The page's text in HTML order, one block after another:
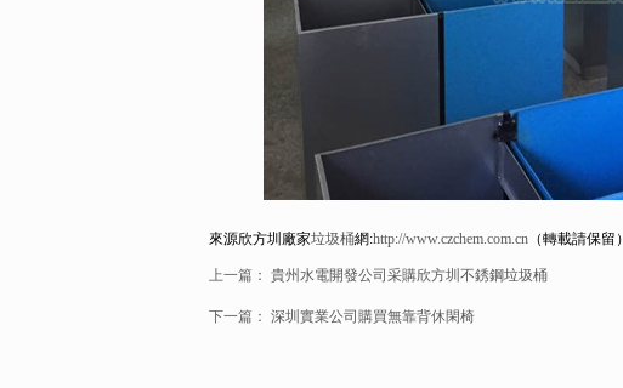
來源欣方圳廠家垃圾桶網:http://www.czchem.com.cn （轉載請保留）
上一篇： 貴州水電開發公司采購欣方圳不銹鋼垃圾桶
下一篇： 深圳實業公司購買無靠背休閑椅